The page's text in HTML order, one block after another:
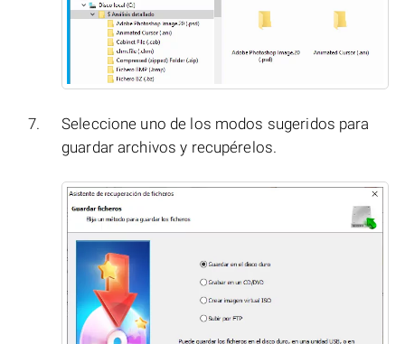
Seleccione uno de los modos sugeridos para
guardar archivos y recupérelos.